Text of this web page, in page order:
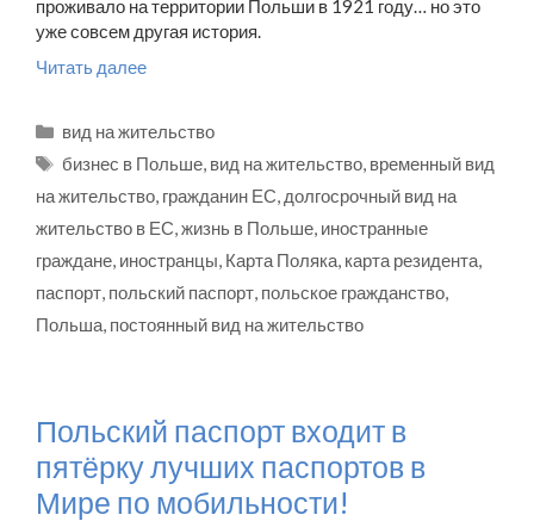
проживало на территории Польши в 1921 году… но это
уже совсем другая история.
Читать далее
Рубрики
вид на жительство
Метки
бизнес в Польше, вид на жительство, временный вид
на жительство, гражданин ЕС, долгосрочный вид на
жительство в ЕС,жизнь в Польше, иностранные
граждане, иностранцы, Карта Поляка, карта резидента,
паспорт, польский паспорт, польское гражданство,
Польша, постоянный вид на жительство
Польский паспорт входит в
пятёрку лучших паспортов в
Мире по мобильности!